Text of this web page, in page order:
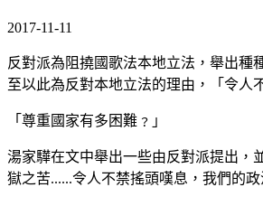
2017-11-11
反對派為阻撓國歌法本地立法，舉出種
至以此為反對本地立法的理由，「令人
「尊重國家有多困難﹖」
湯家驊在文中舉出一些由反對派提出，
獄之苦......令人不禁搖頭嘆息，我們的